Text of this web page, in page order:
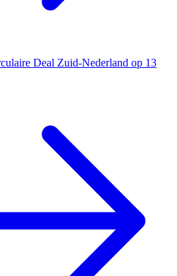
Deal Zuid-Nederland op 13